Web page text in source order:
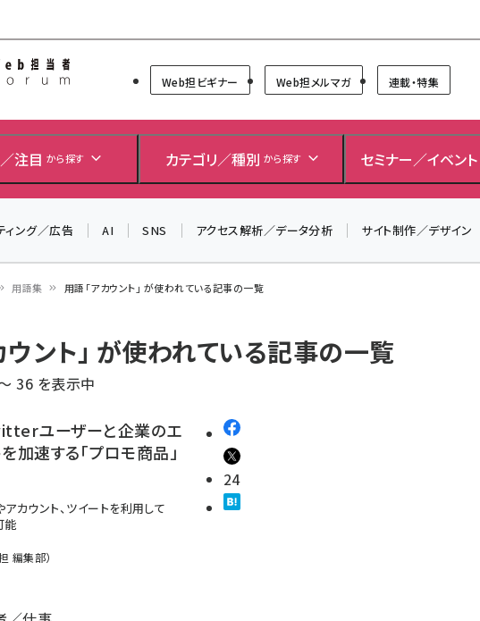
Web担当者Forum
Web担ビギナー Web担メルマガ 連載・特集
注目 から探す カテゴリ／種別 から探す セミナー／イベント
ィング／広告 AI SNS アクセス解析／データ分析 サイト制作／デザイン
用語集 用語「アカウント」 が使われている記事の一覧
ウント」 が使われている記事の一覧
36 を表示中
ユーザーと企業のエ
加速する「プロモ商品」
カウント、ツイートを利用して
能
編集部）
24
＼ 8月27日開催、申し込み受付中！ ／
2026」開催！
▼申し込みはこちらから▼